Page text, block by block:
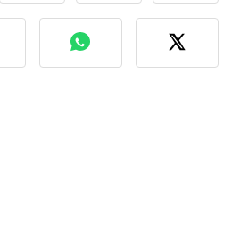
photo de